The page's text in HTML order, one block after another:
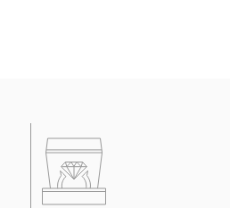
украшения в ванной комнате.
салфеткой.